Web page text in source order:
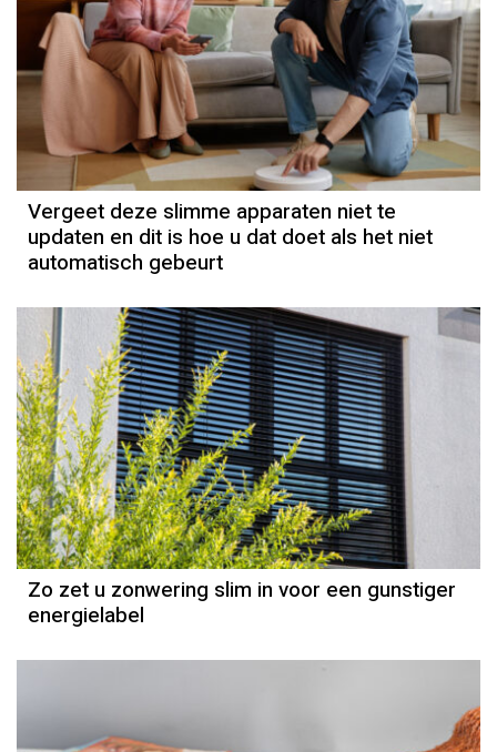
Vergeet deze slimme apparaten niet te
updaten en dit is hoe u dat doet als het niet
automatisch gebeurt
Zo zet u zonwering slim in voor een gunstiger
energielabel